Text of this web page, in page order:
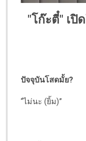
"โก๊ะตี๋" เปิ
ปัจจุบันโสดมั้ย?
“ไม่นะ (ยิ้ม)”